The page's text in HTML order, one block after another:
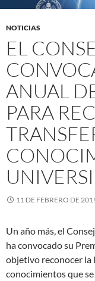
NOTICIAS
EL
ANUAL
PARA
11 DE FEBRERO DE
Un año más, el
ha convocado su
objetivo reconocer la
conocimientos que